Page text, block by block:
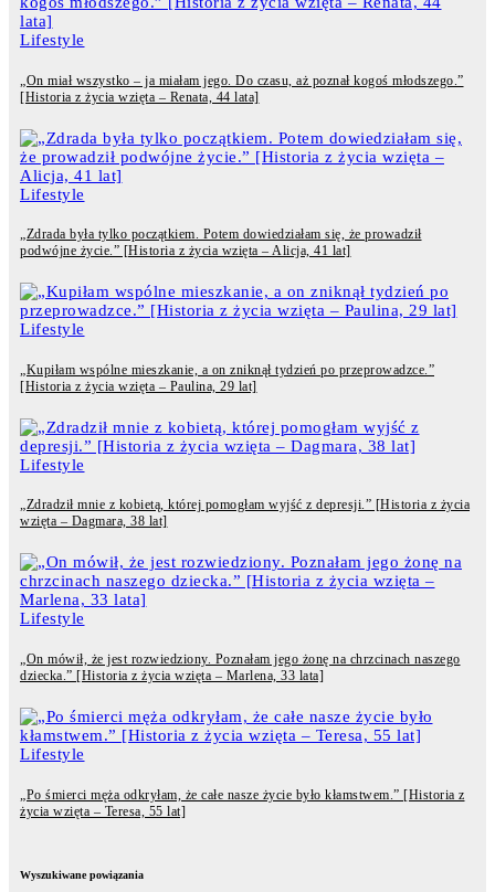
Lifestyle
„On miał wszystko – ja miałam jego. Do czasu, aż poznał kogoś młodszego.”
[Historia z życia wzięta – Renata, 44 lata]
Lifestyle
„Zdrada była tylko początkiem. Potem dowiedziałam się, że prowadził
podwójne życie.” [Historia z życia wzięta – Alicja, 41 lat]
Lifestyle
„Kupiłam wspólne mieszkanie, a on zniknął tydzień po przeprowadzce.”
[Historia z życia wzięta – Paulina, 29 lat]
Lifestyle
„Zdradził mnie z kobietą, której pomogłam wyjść z depresji.” [Historia z życia
wzięta – Dagmara, 38 lat]
Lifestyle
„On mówił, że jest rozwiedziony. Poznałam jego żonę na chrzcinach naszego
dziecka.” [Historia z życia wzięta – Marlena, 33 lata]
Lifestyle
„Po śmierci męża odkryłam, że całe nasze życie było kłamstwem.” [Historia z
życia wzięta – Teresa, 55 lat]
Wyszukiwane powiązania